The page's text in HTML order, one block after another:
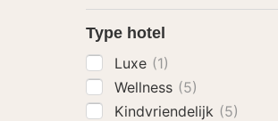
Type hotel
Luxe (1)
Wellness (5)
Kindvriendelijk (5)